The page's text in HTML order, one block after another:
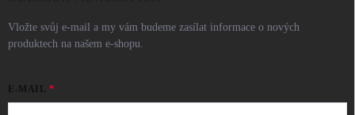
Vložte svůj e-mail a my vám budeme zasílat informace o nových
produktech na našem e-shopu.
E-MAIL